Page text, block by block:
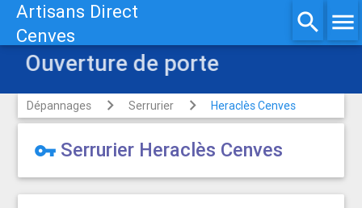
Artisans Direct
Cenves
search menu
Ouverture de porte
Dépannages Serrurier Heraclès Cenves
vpn_key Serrurier Heraclès Cenves